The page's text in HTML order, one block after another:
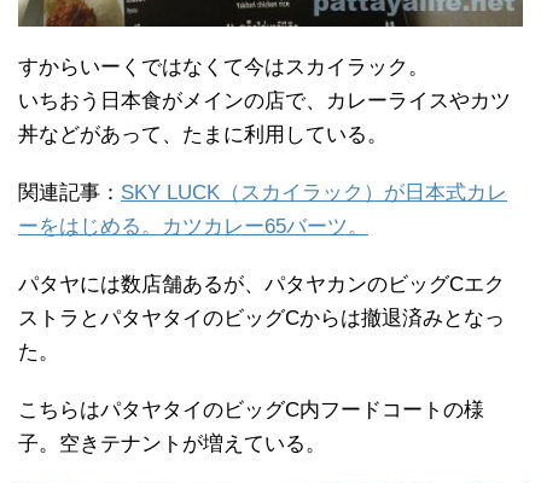
すからいーくではなくて今はスカイラック。
いちおう日本食がメインの店で、カレーライスやカツ
丼などがあって、たまに利用している。
関連記事： SKY LUCK（スカイラック）が日本式カレ
ーをはじめる。カツカレー65バーツ。
パタヤには数店舗あるが、パタヤカンのビッグCエク
ストラとパタヤタイのビッグCからは撤退済みとなっ
た。
こちらはパタヤタイのビッグC内フードコートの様
子。空きテナントが増えている。